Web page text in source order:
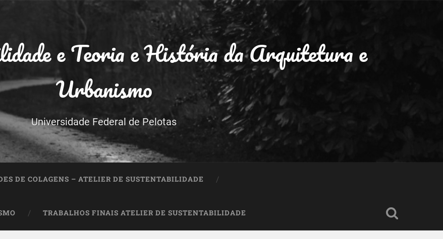
e Teoria e História da Arquitetura e
Urbanismo
Universidade Federal de Pelotas
DE COLAGENS – ATELIER DE SUSTENTABILIDADE
TRABALHOS FINAIS ATELIER DE SUSTENTABILIDADE